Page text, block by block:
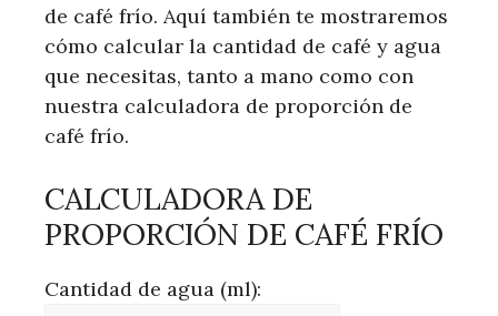
de café frío. Aquí también te mostraremos
cómo calcular la cantidad de café y agua
que necesitas, tanto a mano como con
nuestra calculadora de proporción de
café frío.
CALCULADORA DE
PROPORCIÓN DE CAFÉ FRÍO
Cantidad de agua (ml):